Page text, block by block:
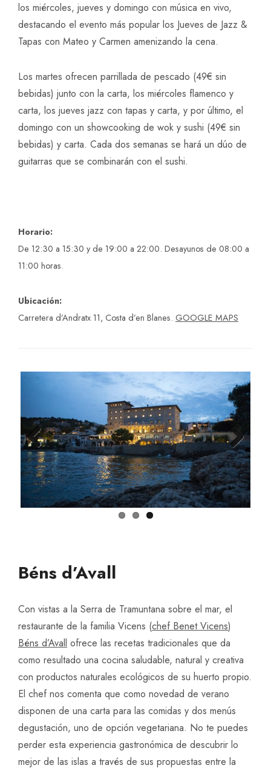
los miércoles, jueves y domingo con música en vivo,
destacando el evento más popular los Jueves de Jazz &
Tapas con Mateo y Carmen amenizando la cena.
Los martes ofrecen parrillada de pescado (49€ sin
bebidas) junto con la carta, los miércoles flamenco y
carta, los jueves jazz con tapas y carta, y por último, el
domingo con un showcooking de wok y sushi (49€ sin
bebidas) y carta. Cada dos semanas se hará un dúo de
guitarras que se combinarán con el sushi.
Horario:
De 12:30 a 15:30 y de 19:00 a 22:00. Desayunos de 08:00 a
11:00 horas.
Ubicación:
Carretera d’Andratx 11, Costa d’en Blanes. GOOGLE MAPS
Previ
ous
Next
Béns d’Avall
Con vistas a la Serra de Tramuntana sobre el mar, el
restaurante de la familia Vicens (chef Benet Vicens)
Béns d’Avall ofrece las recetas tradicionales que da
como resultado una cocina saludable, natural y creativa
con productos naturales ecológicos de su huerto propio.
El chef nos comenta que como novedad de verano
disponen de una carta para las comidas y dos menús
degustación, uno de opción vegetariana. No te puedes
perder esta experiencia gastronómica de descubrir lo
mejor de las islas a través de sus propuestas entre la